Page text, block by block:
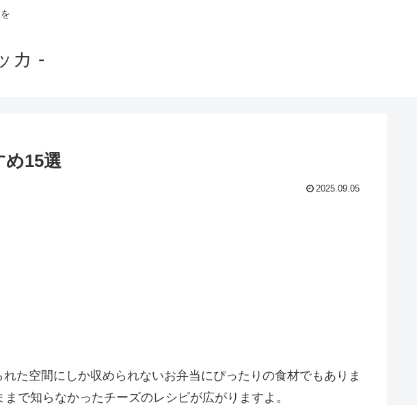
カ -
15選
2025.09.05
た空間にしか収められないお弁当にぴったりの食材でもありま
で知らなかったチーズのレシピが広がりますよ。